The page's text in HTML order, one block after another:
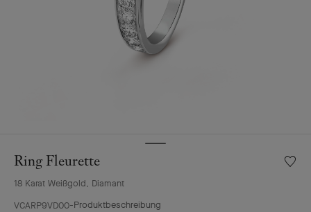
Ring Fleurette
18 Karat Weißgold, Diamant
Meine
VCARP9VD00 Produktbeschreibung